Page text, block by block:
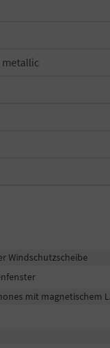
metallic
Windschutzscheibe
mit magnetischem